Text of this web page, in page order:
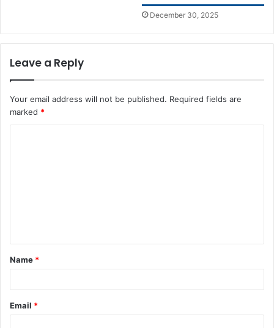
December 30, 2025
Leave a Reply
Your email address will not be published. Required fields are
marked *
t
*
Name *
Email *